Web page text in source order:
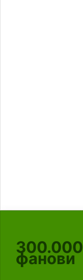
300.000
фанови